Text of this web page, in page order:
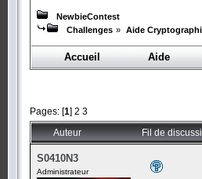
NewbieContest
Challenges » Aide
Accueil Aide
Pages: [1] 2 3
Auteur Fil de
S0410N3
Administrateur